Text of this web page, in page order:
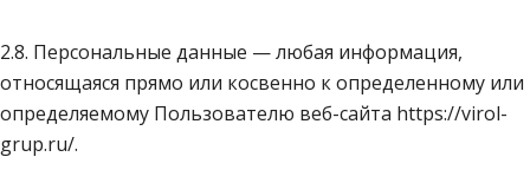
2.8. Персональные данные — любая информация,
относящаяся прямо или косвенно к определенному или
определяемому Пользователю веб-сайта https://virol-
grup.ru/.